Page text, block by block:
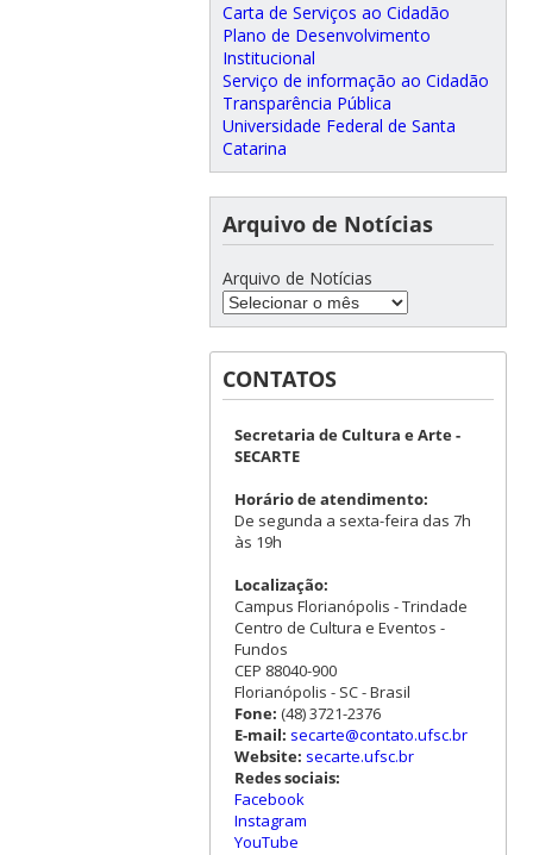
Carta de Serviços ao Cidadão
Plano de Desenvolvimento
Institucional
Serviço de informação ao Cidadão
Transparência Pública
Universidade Federal de Santa
Catarina
Arquivo de Notícias
Arquivo de Notícias
CONTATOS
Secretaria de Cultura e Arte -
SECARTE
Horário de atendimento:
De segunda a sexta-feira das 7h
às 19h
Localização:
Campus Florianópolis - Trindade
Centro de Cultura e Eventos -
Fundos
CEP 88040-900
Florianópolis - SC - Brasil
Fone: (48) 3721-2376
E-mail: secarte@contato.ufsc.br
Website: secarte.ufsc.br
Redes sociais:
Facebook
Instagram
YouTube